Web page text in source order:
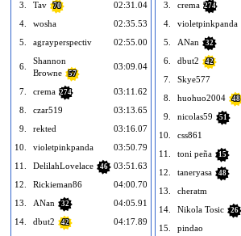
3.
Tav 70
02:31.04
4.
wosha
02:35.53
5.
agrayperspectiv 02:55.00
6.
Shannon
Browne
57
03:09.04
7. crema 274
03:11.62
8.
czar519
03:13.65
9.
rekted
03:16.07
10.
violetpinkpanda
03:50.79
11.
DelilahLovelace 46
03:51.63
12.
Rickieman86
04:00.70
13.
ANan 32
04:05.91
14.
dbut2 42
04:17.89
3.
crema 274
4.
violetpinkpanda
5.
ANan 32
6.
dbut2 42
7.
Skye577
8.
huohuo2004 48
9.
nicolas59 51
10.
css861
11.
toni peña 15
12.
taneryasa 48
13.
cheratm
14.
Nikola Tosic 26
15.
pindao